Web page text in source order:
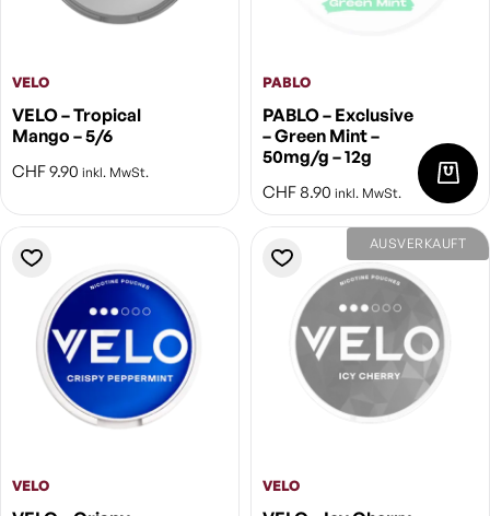
VELO
VELO – Tropical
Mango – 5/6
CHF9.90 inkl. MwSt.
PABLO
PABLO – Exclusive
– Green Mint –
50mg/g – 12g
CHF 8.90 inkl. MwSt.
VELO
AUSVERKAUFT
VELO